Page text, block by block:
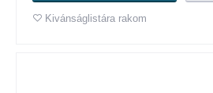
Kivánságlistára rakom